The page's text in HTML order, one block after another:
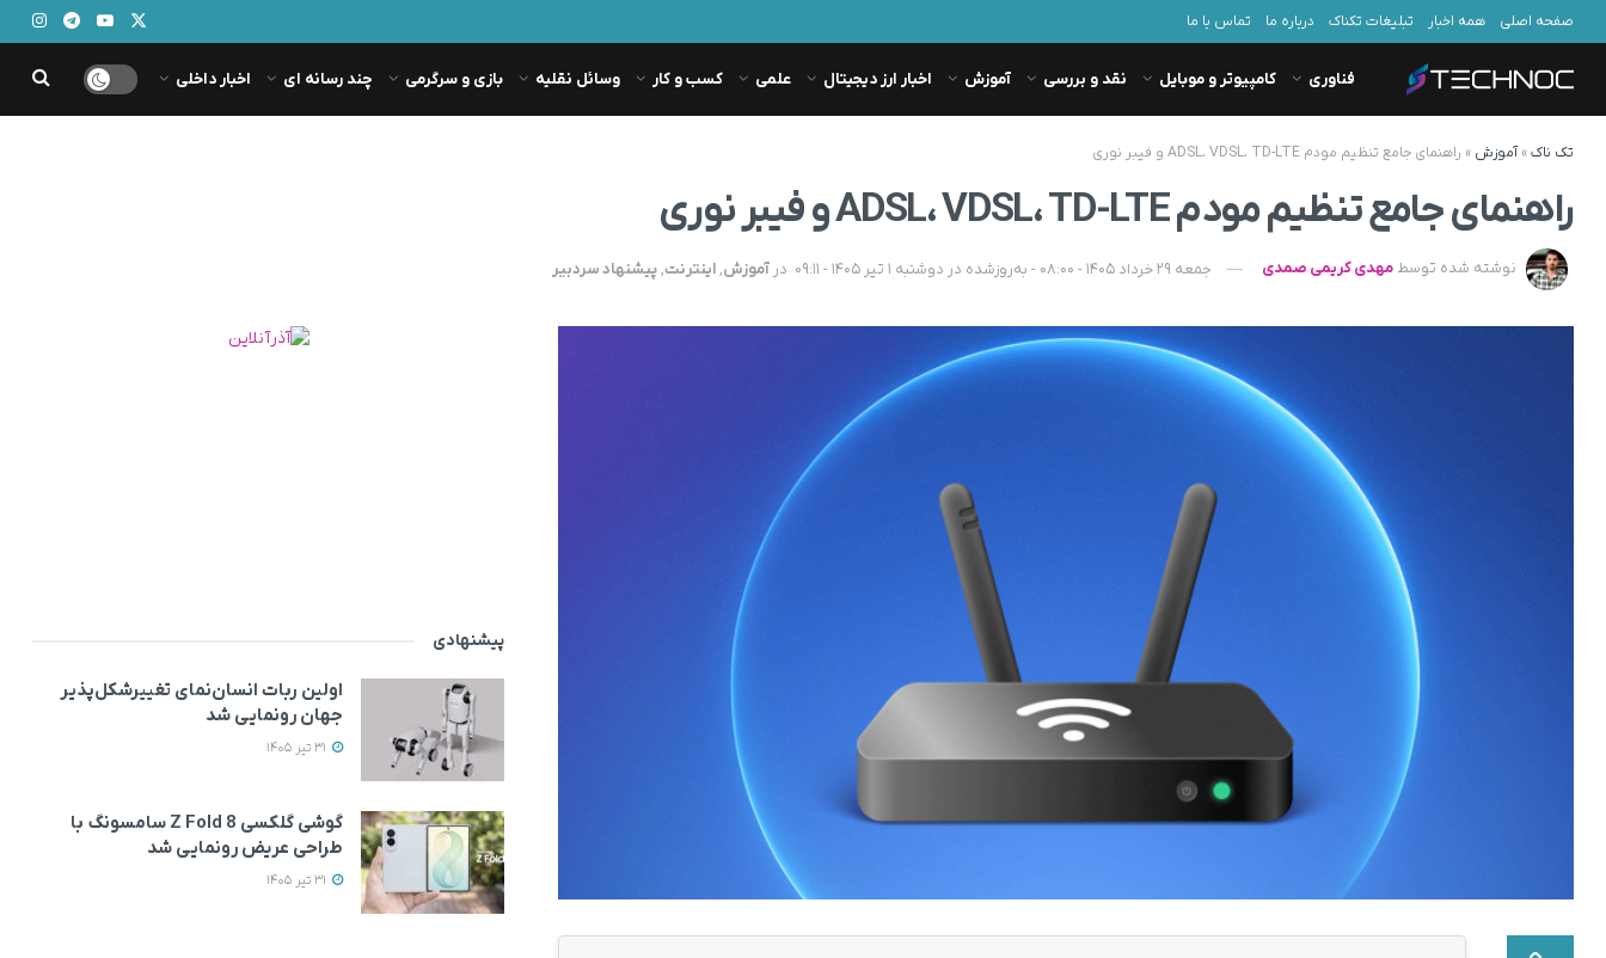
صفحه اصلی همه اخبار تبلیغات تکناک درباره ما تماس با ما
فناوری کامپیوتر و موبایل نقد و بررسی آموزش اخبار ارز دیجیتال علمی کسب و کار وسائل نقلیه بازی و سرگرمی چند رسانه ای اخبار داخلی
تک ناک»آموزش » راهنمای جامع تنظیم مودم ADSL، VDSL، TD-LTE و فیبر نوری
راهنمای جامع تنظیم مودم ADSL، VDSL، TD-LTE و فیبر نوری
نوشته شده توسط مهدی کریمی صمدی جمعه 29 خرداد 1405 - 08:00 - به‌روزشده در دوشنبه 1 تیر 1405 - 09:11 در آموزش,اینترنت,پیشنهاد سردبیر
پیشنهادی
اولین ربات انسان‌نمای تغییرشکل‌پذیر
جهان رونمایی شد
گوشی گلکسی Z Fold 8 سامسونگ با
طراحی عریض‌ رونمایی شد